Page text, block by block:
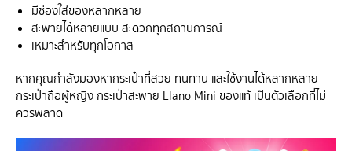
มีช่องใส่ของหลากหลาย
สะพายได้หลายแบบ สะดวกทุกสถานการณ์
เหมาะสำหรับทุกโอกาส
หากคุณกำลังมองหากระเป๋าที่สวย ทนทาน และใช้งานได้หลากหลาย
กระเป๋าถือผู้หญิง กระเป๋าสะพาย Llano Mini ของแท้ เป็นตัวเลือกที่ไม่
ควรพลาด